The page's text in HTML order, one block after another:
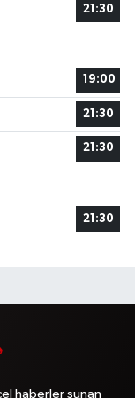
21:30
19:00
21:30
21:30
21:30
haberler sunan